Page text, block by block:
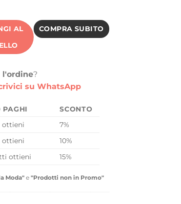
AL
COMPRA SUBITO
l'ordine?
su WhatsApp
PAGHI
SCONTO
ottieni
7%
ottieni
10%
ottieni
15%
Moda"e "Prodotti non in Promo"